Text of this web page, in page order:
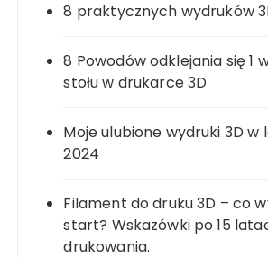
8 praktycznych wydruków
8 Powodów odklejania się 1
stołu w drukarce 3D
Moje ulubione wydruki 3D w
2024
Filament do druku 3D – co
start? Wskazówki po 15
drukowania.